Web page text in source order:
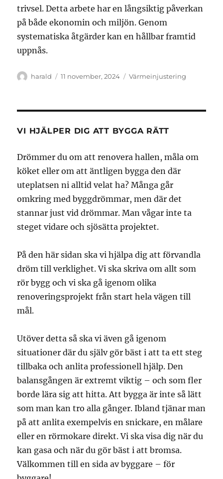
trivsel. Detta arbete har en långsiktig påverkan
på både ekonomin och miljön. Genom
systematiska åtgärder kan en hållbar framtid
uppnås.
Författare
harald
Publicerat
11 november, 2024 Kategorier
Värmeinjustering
VI HJÄLPER DIG ATT BYGGA RÄTT
Drömmer du om att renovera hallen, måla om
köket eller om att äntligen bygga den där
uteplatsen ni alltid velat ha? Många går
omkring med byggdrömmar, men där det
stannar just vid drömmar. Man vågar inte ta
steget vidare och sjösätta projektet.
På den här sidan ska vi hjälpa dig att förvandla
dröm till verklighet. Vi ska skriva om allt som
rör bygg och vi ska gå igenom olika
renoveringsprojekt från start hela vägen till
mål.
Utöver detta så ska vi även gå igenom
situationer där du själv gör bäst i att ta ett steg
tillbaka och anlita professionell hjälp. Den
balansgången är extremt viktig – och som fler
borde lära sig att hitta. Att bygga är inte så lätt
som man kan tro alla gånger. Ibland tjänar man
på att anlita exempelvis en snickare, en målare
eller en rörmokare direkt. Vi ska visa dig när du
kan gasa och när du gör bäst i att bromsa.
Välkommen till en sida av byggare – för